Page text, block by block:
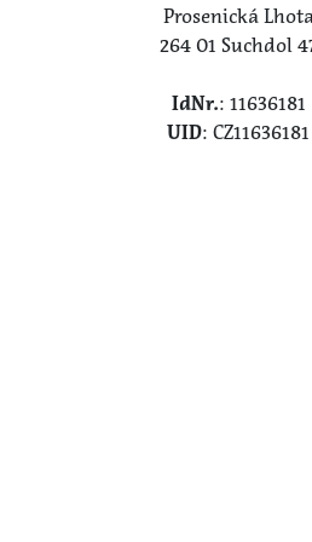
Prosenická
264 01 Suchdol
IdNr.: 11636181
UID: CZ11636181